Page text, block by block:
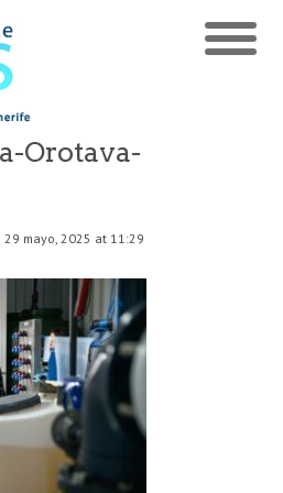
Orotava-
29 mayo, 2025 at 11:29